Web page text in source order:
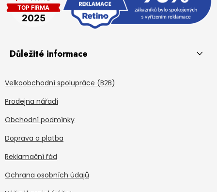
Důležité informace
Velkoobchodní spolupráce (B2B)
Prodejna nářadí
Obchodní podmínky
Doprava a platba
Reklamační řád
Ochrana osobních údajů